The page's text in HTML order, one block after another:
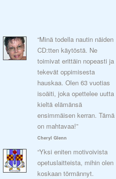
“Minä todella nautin näiden
CD:tten käytöstä. Ne
toimivat erittäin nopeasti ja
tekevät oppimisesta
hauskaa. Olen 63 vuotias
isoäiti, joka opettelee uutta
kieltä elämänsä
ensimmäisen kerran. Tämä
on mahtavaa!”
Cheryl Glenn
“Yksi eniten motivoivista
opetuslaitteista, mihin olen
koskaan törmännyt.